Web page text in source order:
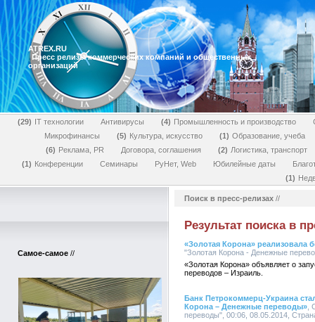
ATREX.RU
Пресс релизы коммерческих компаний и общественных
организаций
29 IT технологии Антивирусы 4 Промышленность и производство
Микрофинансы
5 Культура, искусство 1
Образование, учеба
6
Реклама, PR Договора, соглашения 2
Логистика, транспорт
1
Конференции Семинары РуНет, Web Юбилейные даты
1
Самое-самое //
Поиск в пресс-релизах //
Результат поиска в
«Золотая Корона» реализовала
"Золотая Корона - Денежные
«Золотая Корона» объявляет о
переводов – Израиль.
Банк Петрокоммерц-Украина
Корона – Денежные переводы» ,
переводы", 00:06, 08.05.2014,